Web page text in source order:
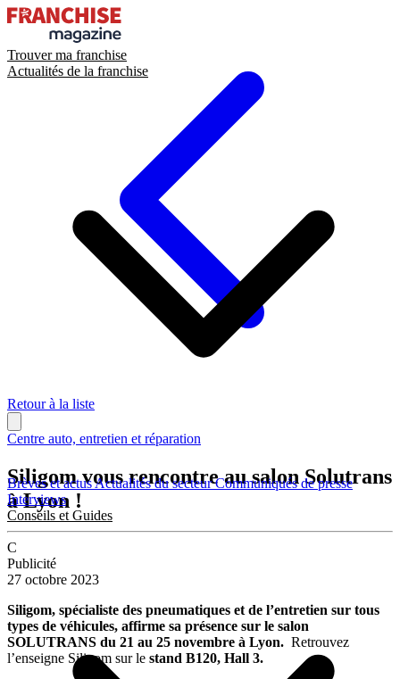
Trouver ma franchise
Actualités de la franchise
Brèves et actusActualités du secteurCommuniqués de presse
Interviews
Conseils et Guides
Retour à la liste
Centre auto, entretien et réparation
Siligom vous rencontre au salon Solutrans
à Lyon !
C
Publicité
27 octobre 2023
Siligom, spécialiste des pneumatiques et de l’entretien sur tous
types de véhicules, affirme sa présence sur le salon
SOLUTRANS du 21 au 25 novembre à Lyon. Retrouvez
l’enseigne Siligom sur le stand B120, Hall 3.